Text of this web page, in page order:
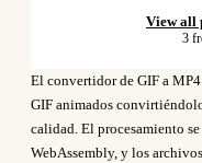
View all
3
El convertidor de GIF a
GIF animados
calidad. El procesamiento
WebAssembly, y los